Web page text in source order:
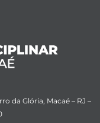
da Glória, Macaé – RJ –